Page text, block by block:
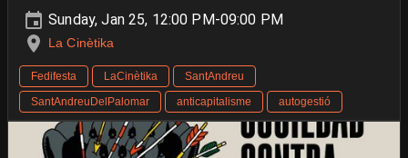
Sunday, Jan 25, 12:00 PM-09:00 PM
La Cinètika
Fedifesta LaCinètika
SantAndreu
SantAndreuDelPalomar
anticapitalisme autogestió